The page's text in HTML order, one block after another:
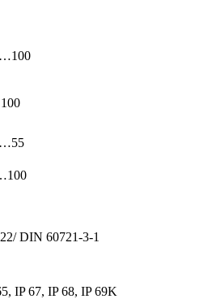
DIN 60721-3-1
IP 67, IP 68, IP 69K